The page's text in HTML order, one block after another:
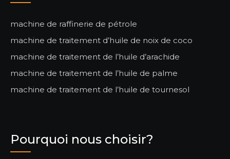
machine de raffinerie de pétrole
machine de traitement d’huile de noix de coco
machine de traitement de l’huile d’arachide
machine de traitement de l’huile de palme
machine de traitement de l’huile de tournesol
Pourquoi nous choisir?